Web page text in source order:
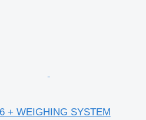
+ WEIGHING SYSTEM